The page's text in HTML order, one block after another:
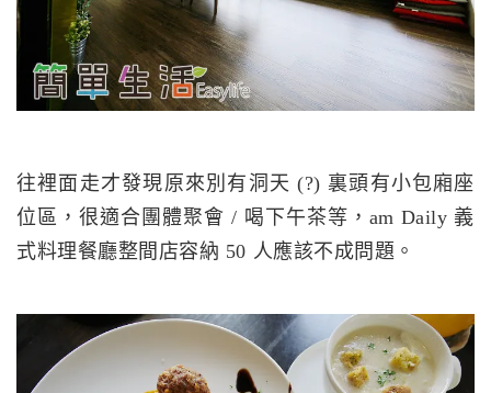
往裡面走才發現原來別有洞天 (?) 裏頭有小包廂座
位區，很適合團體聚會 / 喝下午茶等，am Daily 義
式料理餐廳整間店容納 50 人應該不成問題。